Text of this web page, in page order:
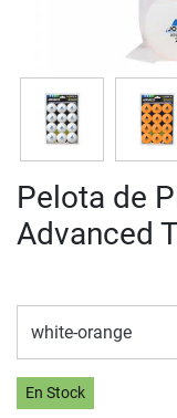
Pelota de
Advanced
white-orange
En Stock